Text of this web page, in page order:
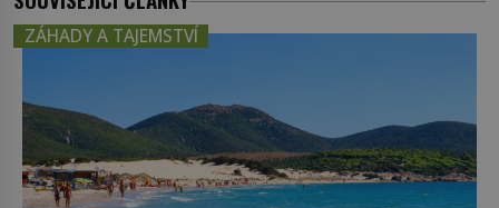
ZÁHADY A TAJEMSTVÍ